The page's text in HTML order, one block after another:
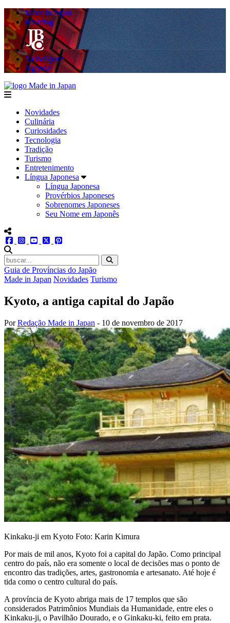
Made in Japan
Hashitag
AkibaSpace
Agenda
menu
Novidades
Culinária
Curiosidades
Tecnologia
Tradição
Turismo
Entretenimento
Língua Japonesa
Língua Japonesa
Provérbios Japoneses
Sobrenomes Japoneses
Seu Nome em Japonês
menu redes social
facebookinstagram
youtube
twitter
Guia de Províncias do Japão
Made in Japan Novidades Turismo
Kyoto, a antiga capital do Japão
PorRedação Made in Japan - 10 de novembro de 2017
Kinkaku-ji em Kyoto Foto: Karin Kimura
Por mais de mil anos, Kyoto foi a capital do Japão. Como principal
centro do país, não era somente o local de decisões mas o ponto de
encontro das tradições, artes, gastronomia e artesanato. Até hoje é
tida como o centro cultural do país.
A província de Kyoto abriga mais de 17 templos que são
considerados Patrimônios Mundiais da Humanidade, entre eles o
Kinkaku-ji, o Pavilhão Dourado, e o Ginkaku-ki, feito em prata.